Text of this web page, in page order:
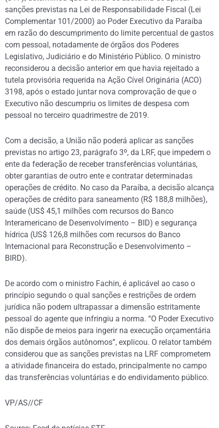
sanções previstas na Lei de Responsabilidade Fiscal (Lei
Complementar 101/2000) ao Poder Executivo da Paraíba
em razão do descumprimento do limite percentual de gastos
com pessoal, notadamente de órgãos dos Poderes
Legislativo, Judiciário e do Ministério Público. O ministro
reconsiderou a decisão anterior em que havia rejeitado a
tutela provisória requerida na Ação Cível Originária (ACO)
3198, após o estado juntar nova comprovação de que o
Executivo não descumpriu os limites de despesa com
pessoal no terceiro quadrimestre de 2019.
Com a decisão, a União não poderá aplicar as sanções
previstas no artigo 23, parágrafo 3º, da LRF, que impedem o
ente da federação de receber transferências voluntárias,
obter garantias de outro ente e contratar determinadas
operações de crédito. No caso da Paraíba, a decisão alcança
operações de crédito para saneamento (R$ 188,8 milhões),
saúde (US$ 45,1 milhões com recursos do Banco
Interamericano de Desenvolvimento – BID) e segurança
hídrica (US$ 126,8 milhões com recursos do Banco
Internacional para Reconstrução e Desenvolvimento –
BIRD).
De acordo com o ministro Fachin, é aplicável ao caso o
princípio segundo o qual sanções e restrições de ordem
jurídica não podem ultrapassar a dimensão estritamente
pessoal do agente que infringiu a norma. “O Poder Executivo
não dispõe de meios para ingerir na execução orçamentária
dos demais órgãos autônomos”, explicou. O relator também
considerou que as sanções previstas na LRF comprometem
a atividade financeira do estado, principalmente no campo
das transferências voluntárias e do endividamento público.
VP/AS//CF